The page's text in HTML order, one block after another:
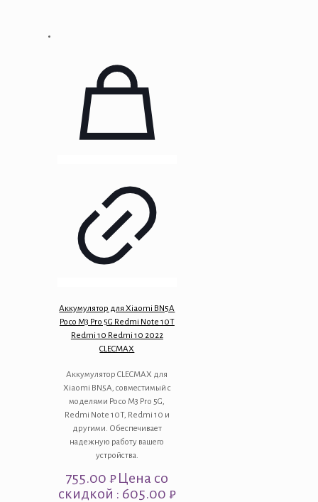
Аккумулятор для Xiaomi BN5A
Poco M3 Pro 5G Redmi Note 10T
Redmi 10 Redmi 10 2022
CLECMAX
Аккумулятор CLECMAX для
Xiaomi BN5A, совместимый с
моделями Poco M3 Pro 5G,
Redmi Note 10T, Redmi 10 и
другими. Обеспечивает
надежную работу вашего
устройства.
755.00₽Цена со
скидкой : 605.00 ₽